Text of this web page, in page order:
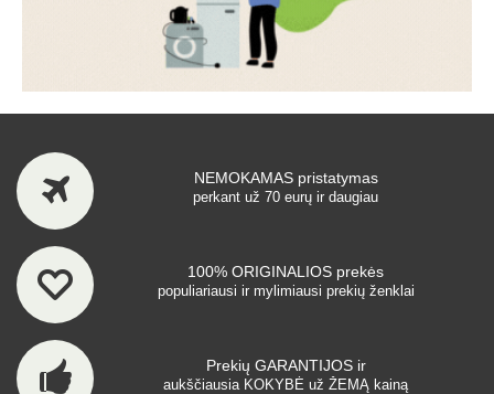
NEMOKAMAS pristatymas
perkant už 70 eurų ir daugiau
100% ORIGINALIOS prekės
populiariausi ir mylimiausi prekių ženklai
Prekių GARANTIJOS ir
aukščiausia KOKYBĖ už ŽEMĄ kainą